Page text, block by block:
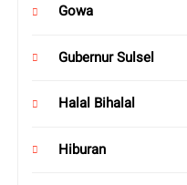
Gowa
Gubernur Sulsel
Halal Bihalal
Hiburan